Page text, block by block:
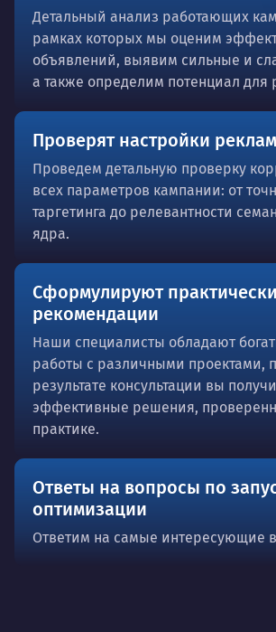
Детальный анализ работающих
рамках которых мы оценим
объявлений, выявим сильные и
а также определим потенциал для
Проверят настройки
Проведем детальную проверку
всех параметров кампании: от
таргетинга до релевантности
ядра.
Сформулируют
рекомендации
Наши специалисты обладают
работы с различными проектами,
результате консультации вы
эффективные решения,
практике.
Ответы на вопросы по
оптимизации
Ответим на самые интересующие